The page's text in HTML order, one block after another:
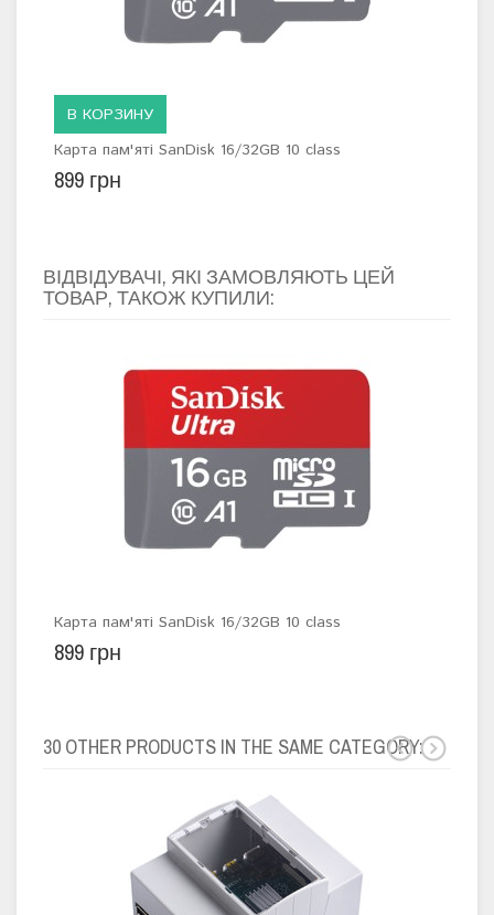
Карта пам'яті SanDisk 16/32GB 10 class
899 грн
В КОРЗИНУ
ВІДВІДУВАЧІ, ЯКІ ЗАМОВЛЯЮТЬ ЦЕЙ
ТОВАР, ТАКОЖ КУПИЛИ:
Карта пам'яті SanDisk 16/32GB 10 class
899 грн
30 OTHER PRODUCTS IN THE SAME CATEGORY: